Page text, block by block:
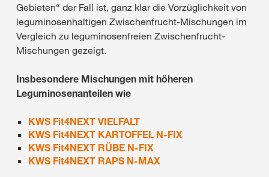
Gebieten“ der Fall ist, ganz klar die Vorzüglichkeit von
leguminosenhaltigen Zwischenfrucht-Mischungen im
Vergleich zu leguminosenfreien Zwischenfrucht-
Mischungen gezeigt.
Insbesondere Mischungen mit höheren
Leguminosenanteilen wie
KWS Fit4NEXT VIELFALT
KWS Fit4NEXT KARTOFFEL N-FIX
KWS Fit4NEXT RÜBE N-FIX
KWS Fit4NEXT RAPS N-MAX